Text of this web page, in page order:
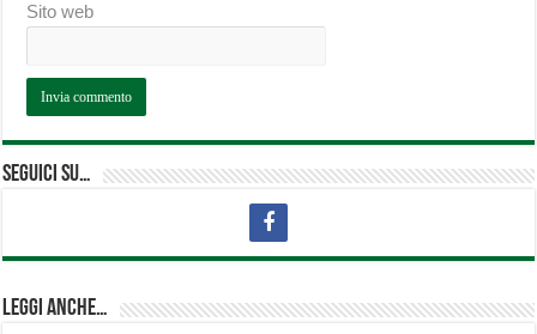
Sito web
Seguici su…
Leggi anche…